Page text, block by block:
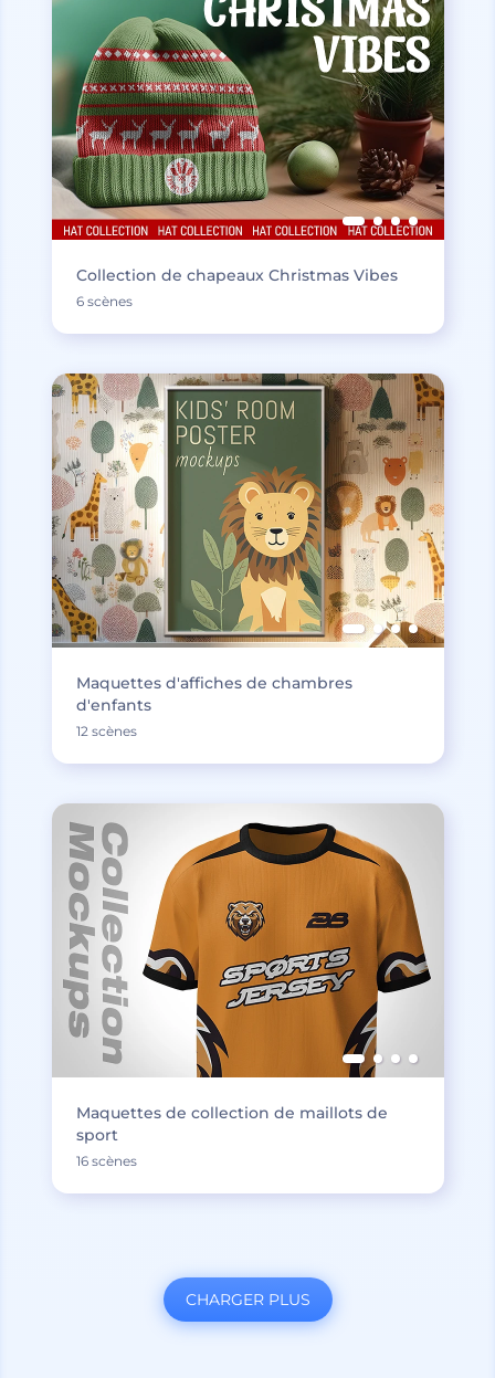
Collection de chapeaux Christmas Vibes
6 scènes
Maquettes d'affiches de chambres
d'enfants
12 scènes
Maquettes de collection de maillots de
sport
16 scènes
CHARGER PLUS